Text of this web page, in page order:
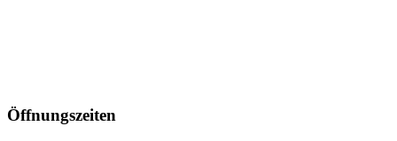
Öffnungszeiten